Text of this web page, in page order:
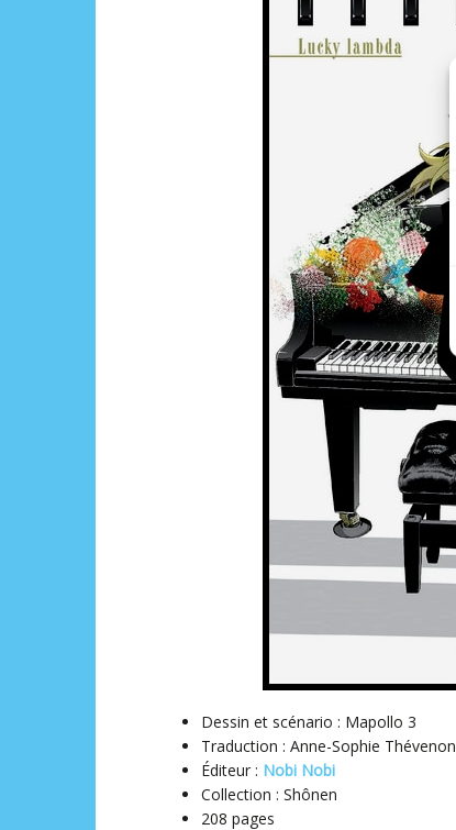
Dessin et scénario : Mapollo 3
Traduction : Anne-Sophie Thévenon
Éditeur ‏: ‎ Nobi Nobi
Collection : Shônen
208 pages